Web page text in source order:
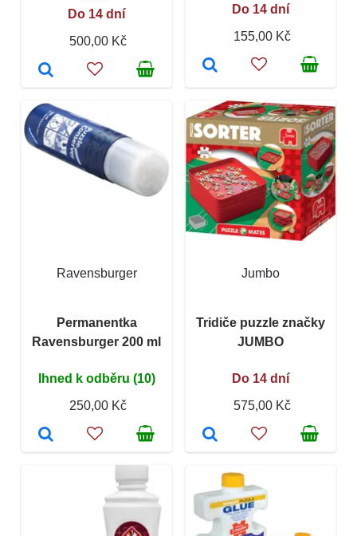
Do 14 dní
500,00 Kč
Do 14 dní
155,00 Kč
Ravensburger
Permanentka
Ravensburger 200 ml
Ihned k odběru (10)
250,00 Kč
Jumbo
Tridiče puzzle značky
JUMBO
Do 14 dní
575,00 Kč